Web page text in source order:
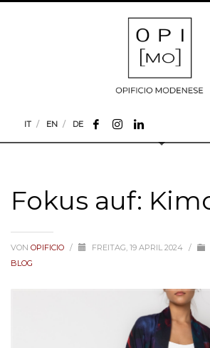
IT EN DE
Fokus auf:
VON OPIFICIO / FREITAG, 19 APRIL 2024 /
BLOG